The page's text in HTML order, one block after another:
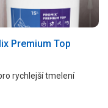
Premium Top
rychlejší tmelení